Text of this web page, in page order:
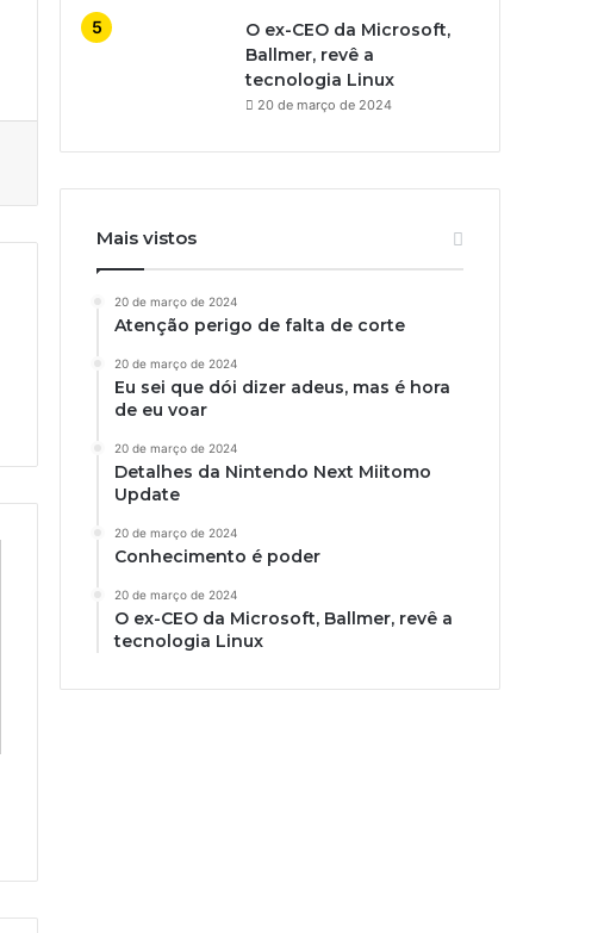
O ex-CEO da Microsoft,
Ballmer, revê a
tecnologia Linux
20 de março de 2024
Mais vistos
20 de março de 2024
Atenção perigo de falta de corte
20 de março de 2024
Eu sei que dói dizer adeus, mas é hora
de eu voar
20 de março de 2024
Detalhes da Nintendo Next Miitomo
Update
20 de março de 2024
Conhecimento é poder
20 de março de 2024
O ex-CEO da Microsoft, Ballmer, revê a
tecnologia Linux